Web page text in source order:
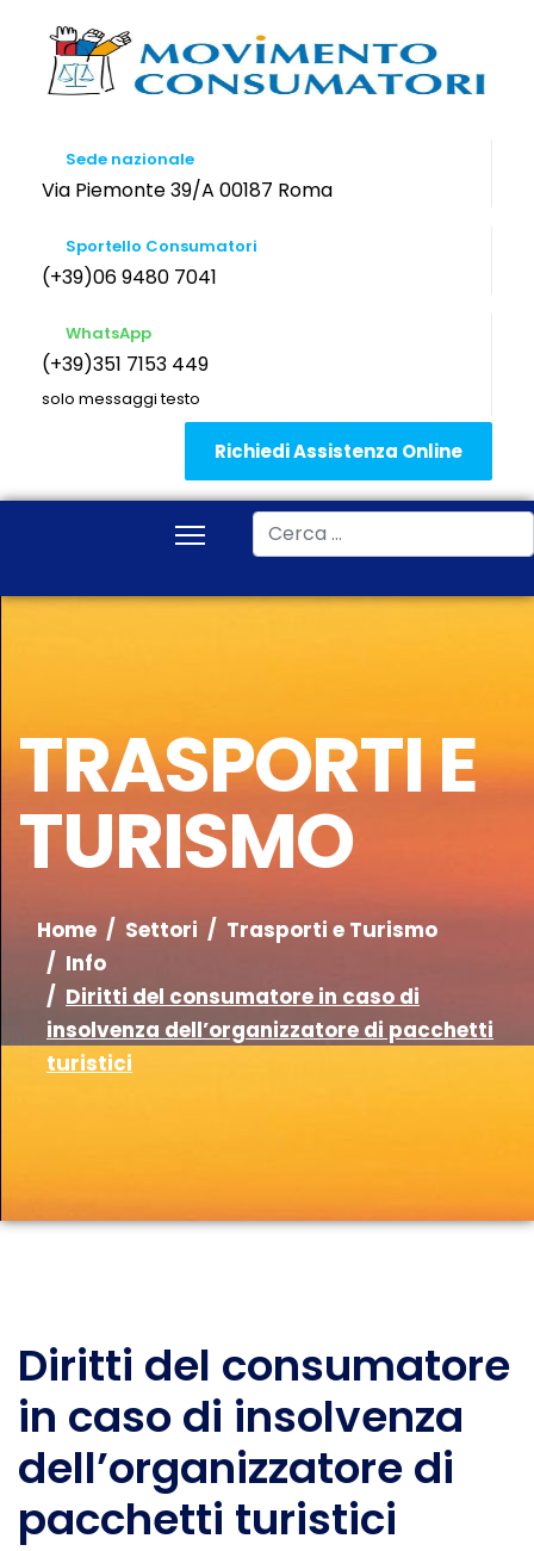
Sede nazionale
Via Piemonte 39/A 00187 Roma
Sportello Consumatori
(+39)06 9480 7041
WhatsApp
(+39)351 7153 449
solo messaggi testo
Richiedi Assistenza Online
Cerca
TRASPORTI E
TURISMO
Home Settori
Trasporti e Turismo
Info
Diritti del consumatore in caso di
insolvenza dell’organizzatore di pacchetti
turistici
Diritti del consumatore
in caso di insolvenza
dell’organizzatore di
pacchetti turistici